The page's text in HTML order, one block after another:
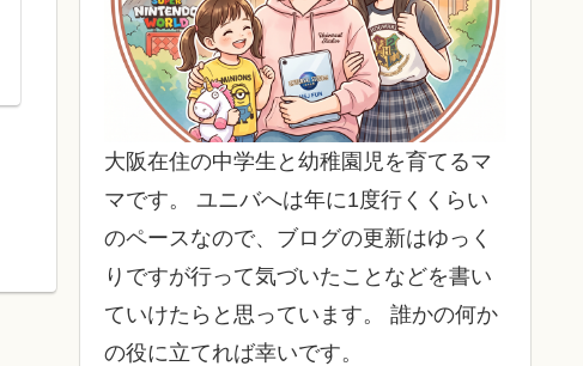
大阪在住の中学生と幼稚園児を育てるマ
マです。 ユニバへは年に1度行くくらい
のペースなので、ブログの更新はゆっく
りですが行って気づいたことなどを書い
ていけたらと思っています。 誰かの何か
の役に立てれば幸いです。